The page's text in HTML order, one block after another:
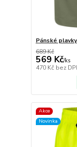
Pánské
689 Kč
569 Kč/ks
470 Kč bez
Akce
Novinka